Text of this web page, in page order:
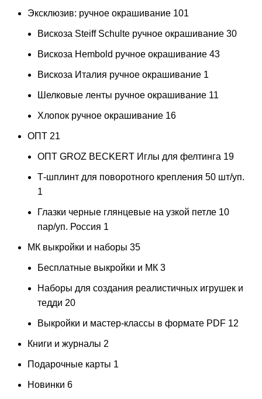
Эксклюзив: ручное окрашивание 101
Вискоза Steiff Schulte ручное окрашивание 30
Вискоза Hembold ручное окрашивание 43
Вискоза Италия ручное окрашивание 1
Шелковые ленты ручное окрашивание 11
Хлопок ручное окрашивание 16
ОПТ 21
ОПТ GROZ BECKERT Иглы для фелтинга 19
Т-шплинт для поворотного крепления 50 шт/уп.
1
Глазки черные глянцевые на узкой петле 10
пар/уп. Россия 1
МК выкройки и наборы 35
Бесплатные выкройки и МК 3
Наборы для создания реалистичных игрушек и
тедди 20
Выкройки и мастер-классы в формате PDF 12
Книги и журналы 2
Подарочные карты 1
Новинки 6